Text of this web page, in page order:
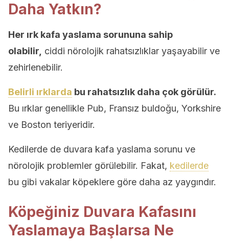
Daha Yatkın?
Her ırk kafa yaslama sorununa sahip
olabilir, ciddi nörolojik rahatsızlıklar yaşayabilir ve
zehirlenebilir.
Belirli ırklarda bu rahatsızlık daha çok görülür.
Bu ırklar genellikle Pub, Fransız buldoğu, Yorkshire
ve Boston teriyeridir.
Kedilerde de duvara kafa yaslama sorunu ve
nörolojik problemler görülebilir. Fakat, kedilerde
bu gibi vakalar köpeklere göre daha az yaygındır.
Köpeğiniz Duvara Kafasını
Yaslamaya Başlarsa Ne